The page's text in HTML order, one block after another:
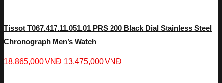
Tissot T067.417.11.051.01 PRS 200 Black Dial Stainless Steel
Chronograph Men’s Watch
18,865,000VNĐ 13,475,000VNĐ